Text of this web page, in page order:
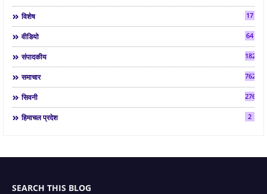
विशेष 17
वीडियो 64
संपादकीय 182
समाचार 7624
सिवनी 2763
हिमाचल प्रदेश 2
SEARCH THIS BLOG